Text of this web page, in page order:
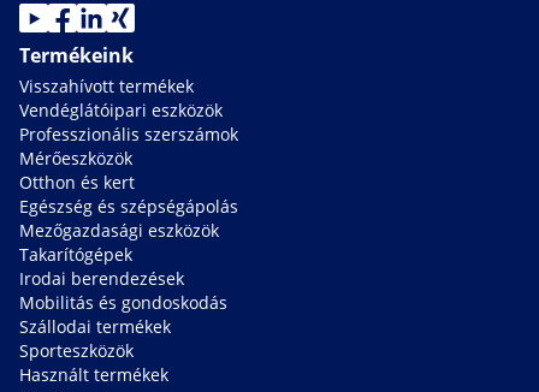
Termékeink
Visszahívott termékek
Vendéglátóipari eszközök
Professzionális szerszámok
Mérőeszközök
Otthon és kert
Egészség és szépségápolás
Mezőgazdasági eszközök
Takarítógépek
Irodai berendezések
Mobilitás és gondoskodás
Szállodai termékek
Sporteszközök
Használt termékek